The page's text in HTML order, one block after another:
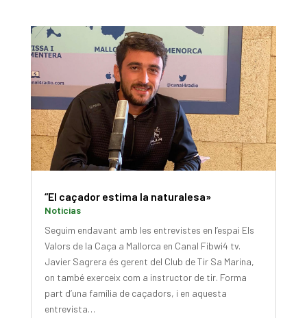
“El caçador estima la naturalesa»
Noticias
Seguim endavant amb les entrevistes en l’espai Els
Valors de la Caça a Mallorca en Canal Fibwi4 tv.
Javier Sagrera és gerent del Club de Tir Sa Marina,
on també exerceix com a instructor de tir. Forma
part d’una família de caçadors, i en aquesta
entrevista…